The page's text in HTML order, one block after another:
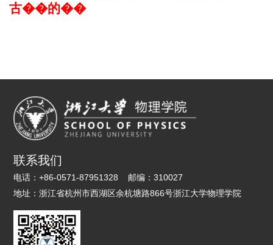
古��的��
联系我们
电话：+86-0571-87951328 邮编：310027
地址：浙江省杭州市西湖区余杭塘路866号浙江大学物理学院